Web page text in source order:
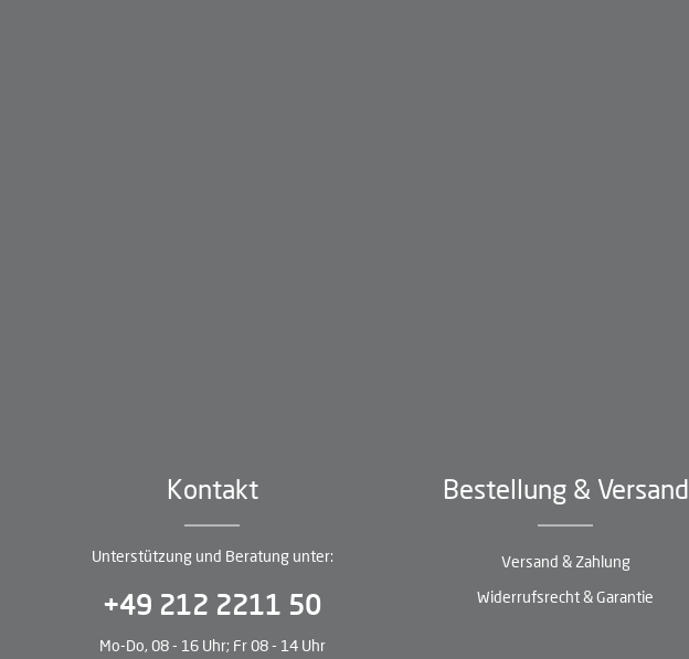
Kontakt
Unterstützung und Beratung unter:
+49 212 2211 50
Mo-Do, 08 - 16 Uhr; Fr 08 - 14 Uhr
Bestellung & Versand
Versand & Zahlung
Widerrufsrecht & Garantie